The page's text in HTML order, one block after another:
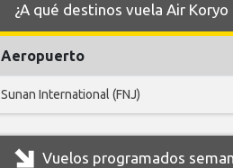
¿A qué destinos vuela Air
Aeropuerto
Sunan International (FNJ)
Vuelos programados